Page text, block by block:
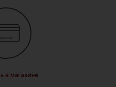
в магазине